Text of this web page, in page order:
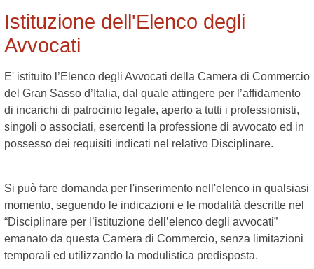
Istituzione dell'Elenco degli
Avvocati
E' istituito l’Elenco degli Avvocati della Camera di Commercio
del Gran Sasso d’Italia, dal quale attingere per l’affidamento
di incarichi di patrocinio legale, aperto a tutti i professionisti,
singoli o associati, esercenti la professione di avvocato ed in
possesso dei requisiti indicati nel relativo Disciplinare.
Si può fare domanda per l'inserimento nell'elenco in qualsiasi
momento, seguendo le indicazioni e le modalità descritte nel
“Disciplinare per l’istituzione dell’elenco degli avvocati”
emanato da questa Camera di Commercio, senza limitazioni
temporali ed utilizzando la modulistica predisposta.